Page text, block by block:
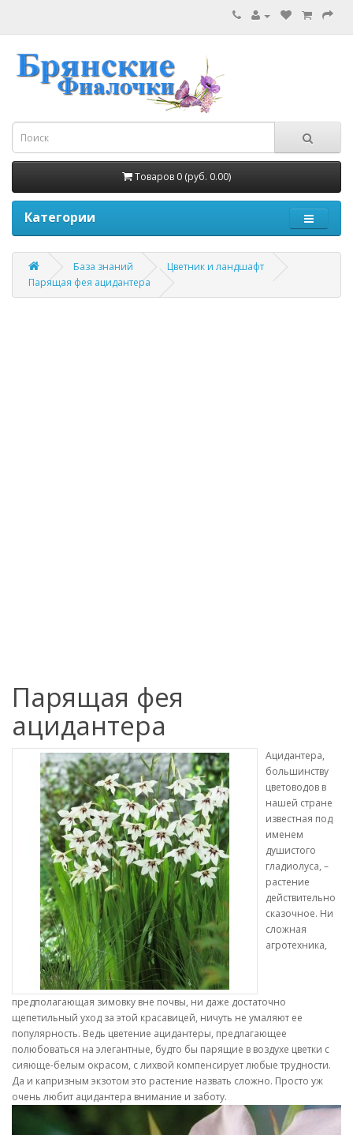
Товаров 0 (руб. 0.00)
Категории
База знаний
Цветник и ландшафт
Парящая фея ацидантера
Парящая фея
ацидантера
Ацидантера,
большинству
цветоводов в
нашей стране
известная под
именем
душистого
гладиолуса, –
растение
действительно
сказочное. Ни
сложная
агротехника,
предполагающая зимовку вне почвы, ни даже достаточно
щепетильный уход за этой красавицей, ничуть не умаляют ее
популярность. Ведь цветение ацидантеры, предлагающее
полюбоваться на элегантные, будто бы парящие в воздухе цветки с
сияюще-белым окрасом, с лихвой компенсирует любые трудности.
Да и капризным экзотом это растение назвать сложно. Просто уж
очень любит ацидантера внимание и заботу.